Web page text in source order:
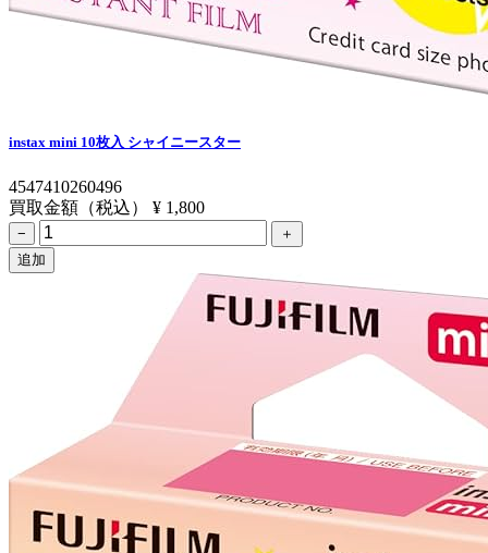
instax mini 10枚入 シャイニースター
4547410260496
買取金額（税込）
¥ 1,800
−
＋
追加